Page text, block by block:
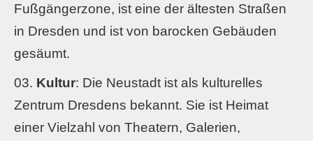
Fußgängerzone, ist eine der ältesten Straßen
in Dresden und ist von barocken Gebäuden
gesäumt.
Kultur: Die Neustadt ist als kulturelles
Zentrum Dresdens bekannt. Sie ist Heimat
einer Vielzahl von Theatern, Galerien,